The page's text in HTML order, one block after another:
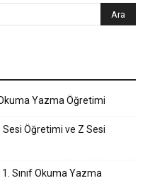
Yazma Öğretimi
Öğretimi ve Z Sesi
Sınıf Okuma Yazma